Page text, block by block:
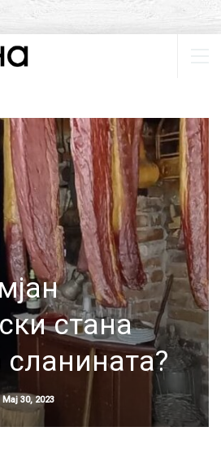
стана
сланината?
Мај 30, 2023